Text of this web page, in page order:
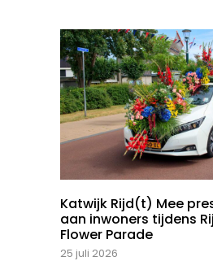
Katwijk Rijd(t) Mee
aan inwoners tijdens
Flower Parade
25 juli 2026